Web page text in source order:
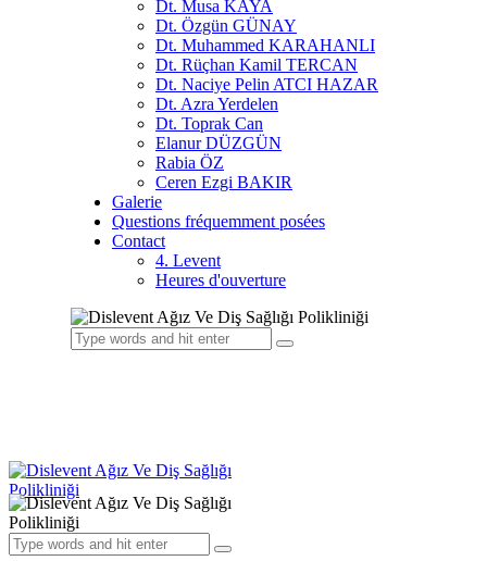
Dt. Musa KAYA
Dt. Özgün GÜNAY
Dt. Muhammed KARAHANLI
Dt. Rüçhan Kamil TERCAN
Dt. Naciye Pelin ATCI HAZAR
Dt. Azra Yerdelen
Dt. Toprak Can
Elanur DÜZGÜN
Rabia ÖZ
Ceren Ezgi BAKIR
Galerie
Questions fréquemment posées
Contact
4. Levent
Heures d'ouverture